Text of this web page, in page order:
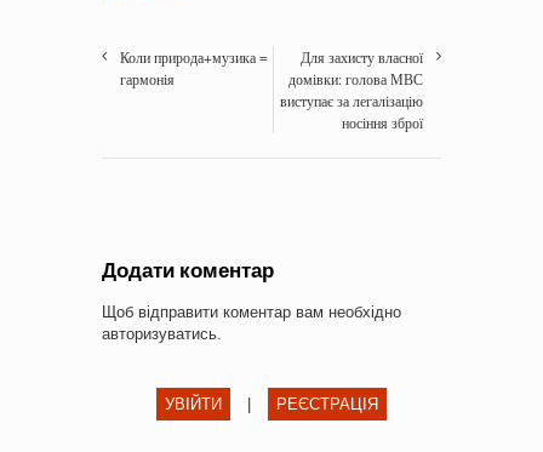
Коли природа+музика =
гармонія
Для захисту власної
домівки: голова МВС
виступає за легалізацію
носіння зброї
Додати коментар
Щоб відправити коментар вам необхідно
авторизуватись.
УВІЙТИ РЕЄСТРАЦІЯ